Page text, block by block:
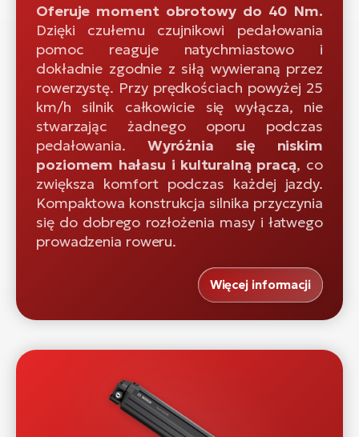
Oferuje moment obrotowy do 40 Nm.
Dzięki czułemu czujnikowi pedałowania
pomoc reaguje natychmiastowo i
dokładnie zgodnie z siłą wywieraną przez
rowerzystę. Przy prędkościach powyżej 25
km/h silnik całkowicie się wyłącza, nie
stwarzając żadnego oporu podczas
pedałowania. Wyróżnia się niskim
poziomem hałasu i kulturalną pracą, co
zwiększa komfort podczas każdej jazdy.
Kompaktowa konstrukcja silnika przyczynia
się do dobrego rozłożenia masy i łatwego
prowadzenia roweru.
Więcej informacji